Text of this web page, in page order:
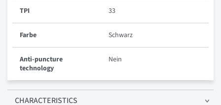
TPI 33
Farbe Schwarz
Anti-puncture
technology
Nein
CHARACTERISTICS